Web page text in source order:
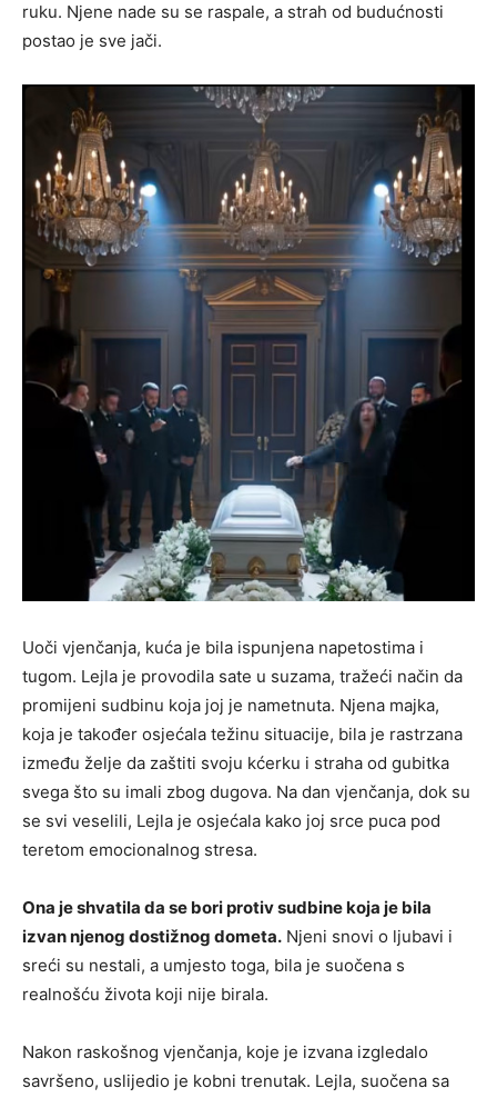
ruku. Njene nade su se raspale, a strah od budućnosti
postao je sve jači.
Uoči vjenčanja, kuća je bila ispunjena napetostima i
tugom. Lejla je provodila sate u suzama, tražeći način da
promijeni sudbinu koja joj je nametnuta. Njena majka,
koja je također osjećala težinu situacije, bila je rastrzana
između želje da zaštiti svoju kćerku i straha od gubitka
svega što su imali zbog dugova. Na dan vjenčanja, dok su
se svi veselili, Lejla je osjećala kako joj srce puca pod
teretom emocionalnog stresa.
Ona je shvatila da se bori protiv sudbine koja je bila
izvan njenog dostižnog dometa. Njeni snovi o ljubavi i
sreći su nestali, a umjesto toga, bila je suočena s
realnošću života koji nije birala.
Nakon raskošnog vjenčanja, koje je izvana izgledalo
savršeno, uslijedio je kobni trenutak. Lejla, suočena sa